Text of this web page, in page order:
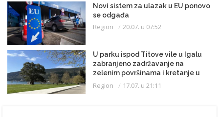
Novi sistem za ulazak u EU ponovo
se odgađa
Region 20.07. u 07:52
U parku ispod Titove vile u Igalu
zabranjeno zadržavanje na
zelenim površinama i kretanje u
kupaćem kostimu
Region 17.07. u 21:11